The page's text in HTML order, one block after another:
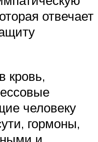
отвечает
кровь,
человеку
гормоны,